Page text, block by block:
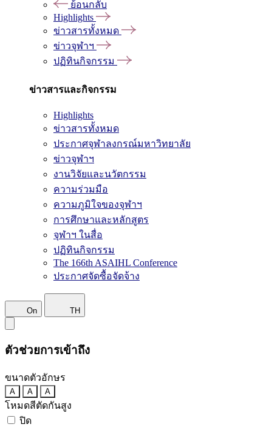
ย้อนกลับ
Highlights
ข่าวสารทั้งหมด
ข่าวจุฬาฯ
ปฏิทินกิจกรรม
ข่าวสารและกิจกรรม
Highlights
ข่าวสารทั้งหมด
ประกาศจุฬาลงกรณ์มหาวิทยาลัย
ข่าวจุฬาฯ
งานวิจัยและนวัตกรรม
ความร่วมมือ
ความภูมิใจของจุฬาฯ
การศึกษาและหลักสูตร
จุฬาฯ ในสื่อ
ปฏิทินกิจกรรม
The 166th ASAIHL Conference
ประกาศจัดซื้อจัดจ้าง
On TH
ตัวช่วยการเข้าถึง
ขนาดตัวอักษร
A A A
โหมดสีตัดกันสูง
ปิด